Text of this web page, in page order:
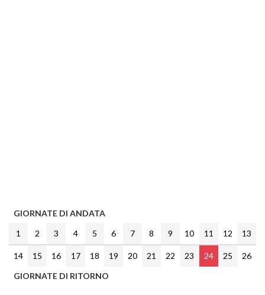
GIORNATE DI ANDATA
1
2 3 4 5 6 7 8 9 10 11 12 13
14 15 16 17 18 19 20 21 22 23 24 25
26
GIORNATE DI RITORNO